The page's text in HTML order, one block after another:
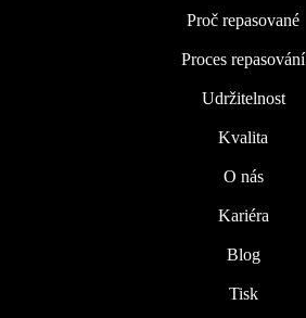
Proč repasované
Proces repasování
Udržitelnost
Kvalita
O nás
Kariéra
Blog
Tisk